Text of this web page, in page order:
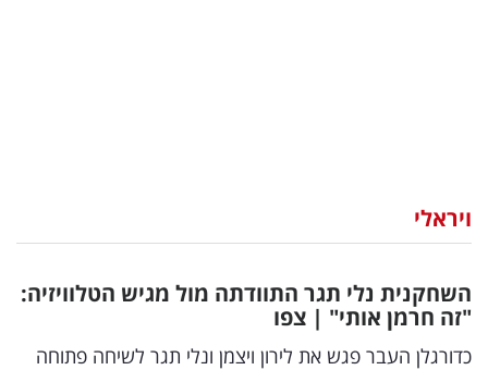
וצרכנות
דיגיטל
וטק
ויראלי
השחקנית נלי תגר התוודתה מול מגיש הטלוויזיה:
"זה חרמן אותי" | צפו
כדורגלן העבר פגש את לירון ויצמן ונלי תגר לשיחה פתוחה